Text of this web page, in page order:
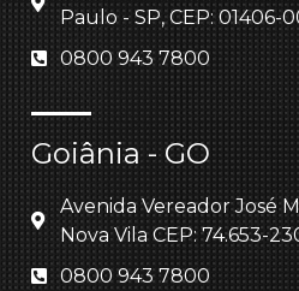
Paulo - SP, CEP: 01406-
0800 943 7800
Goiânia - GO
Avenida Vereador José
Nova Vila CEP: 74.653-
0800 943 7800